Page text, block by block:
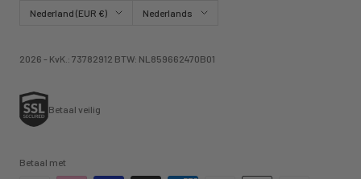
Land/regio Nederland (EUR €) TaalNederlands
2026 - KvK.: 73782912 BTW: NL859662470B01
Betaal veilig
Betaal met